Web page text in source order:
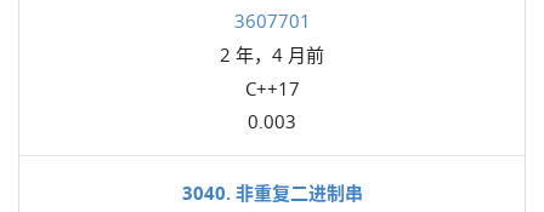
3607701
2 年，4 月前
C++17
0.003
3040. 非重复二进制串